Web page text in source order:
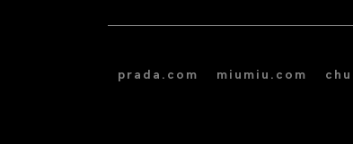
prada.com miumiu.com